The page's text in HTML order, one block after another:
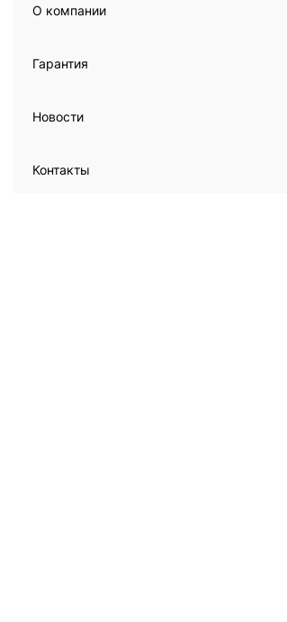
О компании
Гарантия
Новости
Контакты